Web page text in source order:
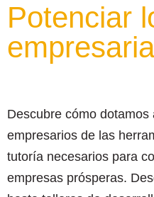
Potenciar
Descubre cómo
empresarios de las
tutoría necesarios para
empresas prósperas.